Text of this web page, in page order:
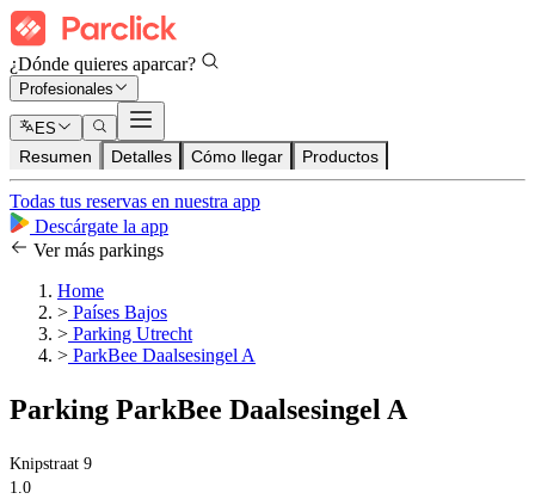
¿Dónde quieres aparcar?
Profesionales
ES
Resumen Detalles Cómo llegar Productos
Todas tus reservas en nuestra app
Descárgate la app
Ver más parkings
Home
> Países Bajos
> Parking Utrecht
> ParkBee Daalsesingel A
Parking ParkBee Daalsesingel A
Knipstraat 9
1.0